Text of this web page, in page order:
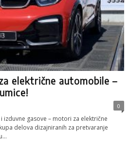
električne automobile –
0
gasove – motori za električne
delova dizajniranih za pretvaranje